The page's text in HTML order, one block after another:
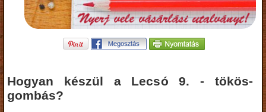
Hogyan készül a Lecsó 9. - tökös-
gombás?